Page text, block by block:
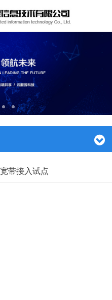
宽带接入试点